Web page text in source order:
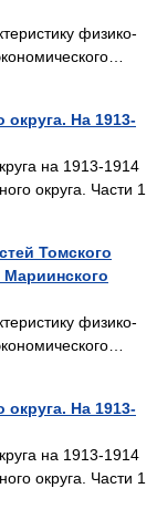
физико-
округа. На 1913-
на 1913-1914
округа. Части 1
Томского
физико-
округа. На 1913-
на 1913-1914
округа. Части 1